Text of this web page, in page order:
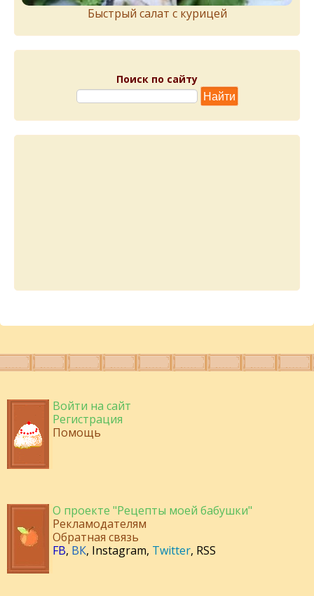
Быстрый салат с курицей
Поиск по сайту
Войти на сайт
Регистрация
Помощь
О проекте "Рецепты моей бабушки"
Рекламодателям
Обратная связь
FB, ВК, Instagram, Twitter, RSS